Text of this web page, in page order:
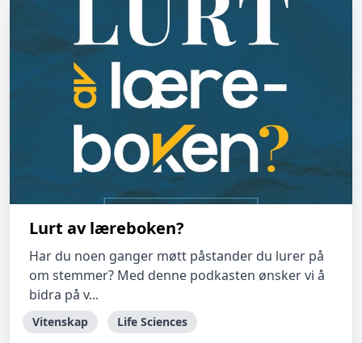
Lurt av læreboken?
Har du noen ganger møtt påstander du lurer på
om stemmer? Med denne podkasten ønsker vi å
bidra på v...
Vitenskap Life Sciences